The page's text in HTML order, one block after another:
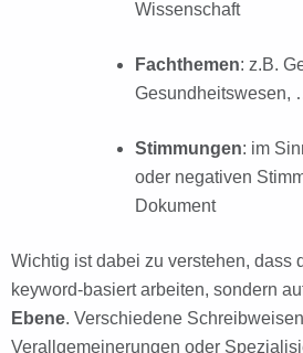
Wissenschaft
Fachthemen: z.B.
Gesundheitswesen,
Stimmungen: im
oder negativen
Dokument
Wichtig ist dabei zu verstehen, dass
keyword-basiert arbeiten, sondern
Ebene. Verschiedene
Verallgemeinerungen oder